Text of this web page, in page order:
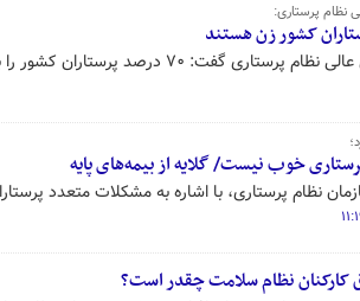
نظام پرستاری:
گفت: ۷۰ درصد پرستاران کشور را بانوان تشکیل می‌دهند.
خوب نیست/ گلایه از بیمه‌های پایه
نظام پرستاری، با اشاره به مشکلات متعدد
کارکنان نظام سلامت چقدر است؟